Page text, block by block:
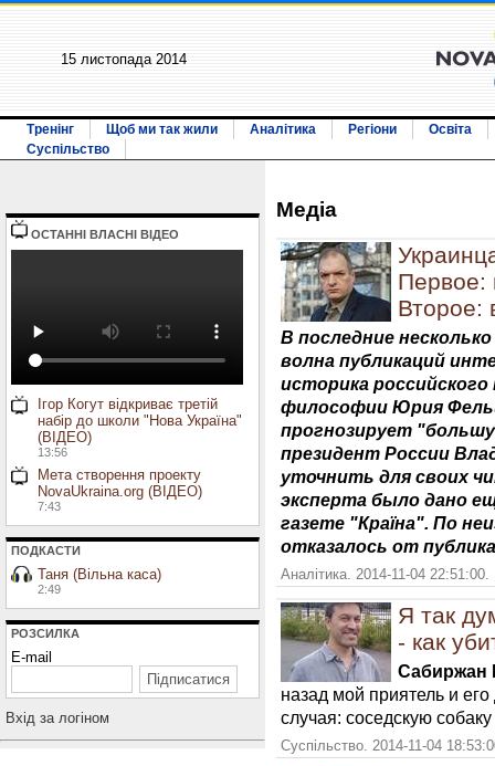
15 листопада 2014
Тренінг Щоб ми так жили Аналітика Регіони
Освіта
Суспільство
ОСТАННI ВЛАСНI ВIДЕО
Ігор Когут відкриває третій
набір до школи "Нова Україна"
(ВІДЕО)
13:56
Мета створення проекту
NovaUkraina.org (ВІДЕО)
7:43
ПОДКАСТИ
Таня (Вільна каса)
2:49
РОЗСИЛКА
E-mail
Вхiд за логiном
Медiа
Первое:
Второе:
В последние
волна публикаций
историка
философии Юрия
прогнозирует
президент России
уточнить для своих
эксперта было дано
газете "Країна". По
отказалось от
Аналітика. 2014-11-04
Я так
- как
Сабиржан
назад мой приятель и
случая: соседскую
Суспільство. 2014-11-04